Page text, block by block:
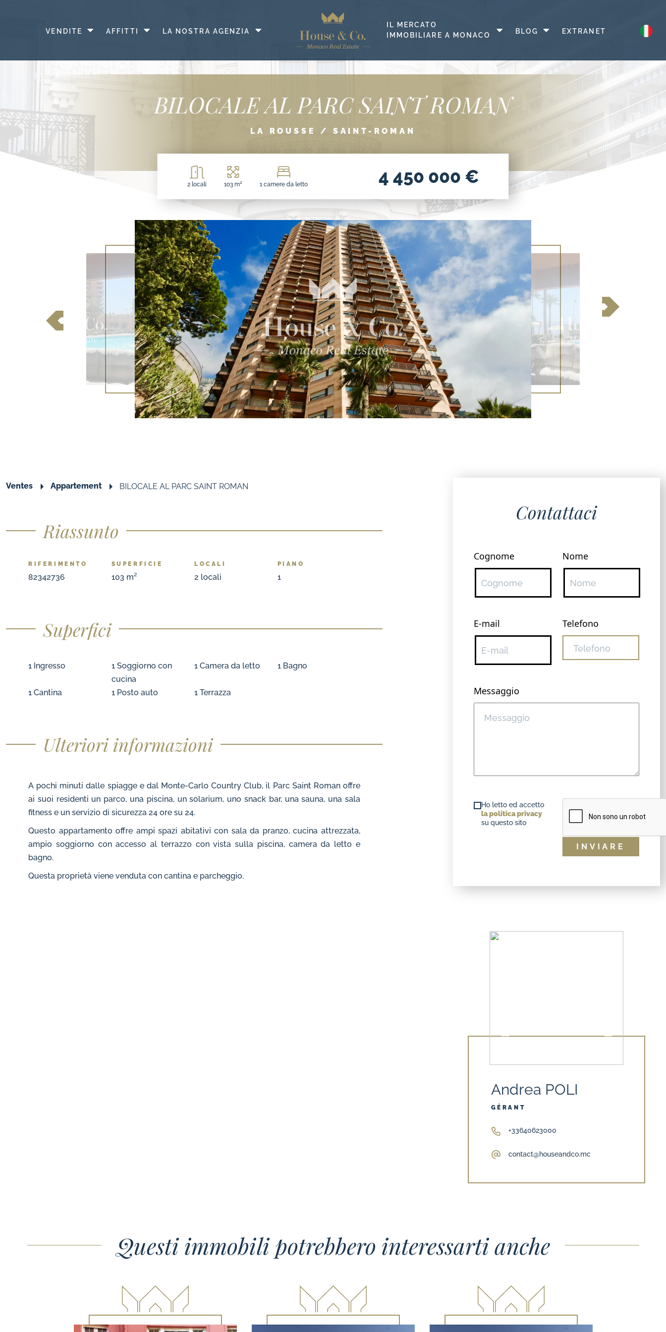
VENDITE
ApriAFFITTI
ApriLA NOSTRA AGENZIA
Apri
IL MERCATO
IMMOBILIARE A MONACO
ApriBLOG
ApriEXTRANET
BILOCALE AL PARC SAINT ROMAN
LA ROUSSE / SAINT-ROMAN
2 locali 103 m² 1 camere da letto 4 450 000 €
Ventes Appartement BILOCALE AL PARC SAINT ROMAN
Riassunto
RIFERIMENTO
82342736
SUPERFICIE
103 m²
LOCALI
2 locali
PIANO
1
Superfici
1 Ingresso
1 Soggiorno con
cucina
1 Camera da letto 1 Bagno
1 Cantina 1 Posto auto 1 Terrazza
Ulteriori informazioni
A pochi minuti dalle spiagge e dal Monte-Carlo Country Club, il Parc Saint Roman offre
ai suoi residenti un parco, una piscina, un solarium, uno snack bar, una sauna, una sala
fitness e un servizio di sicurezza 24 ore su 24.
Questo appartamento offre ampi spazi abitativi con sala da pranzo, cucina attrezzata,
ampio soggiorno con accesso al terrazzo con vista sulla piscina, camera da letto e
bagno.
Questa proprietà viene venduta con cantina e parcheggio.
Contattaci
Cognome Nome
E-mail Telefono
Messaggio
Ho letto ed accetto
la politica privacy
su questo sito
Andrea POLI
GÉRANT
+33640623000
contact@houseandco.mc
Questi immobili potrebbero interessarti anche